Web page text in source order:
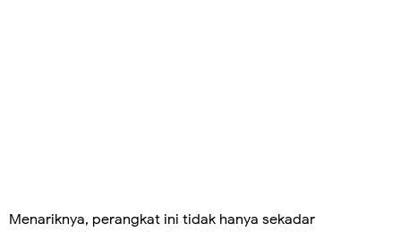
Menariknya, perangkat ini tidak hanya sekadar